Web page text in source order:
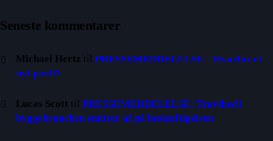
Seneste kommentarer
Michael Hertz tilPRESSEMEDDELELSE – Hvorfor et
nyt parti?
Lucas Scott tilPRESSEMEDDELELSE: Travlhed i
byggebranchen smitter af på beskæftigelsen